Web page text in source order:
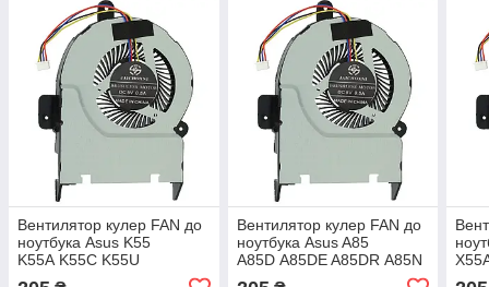
Вентилятор кулер FAN до
ноутбука Asus K55
K55A K55C K55U
Вентилятор кулер FAN до
ноутбука Asus A85
A85D A85DE A85DR A85N